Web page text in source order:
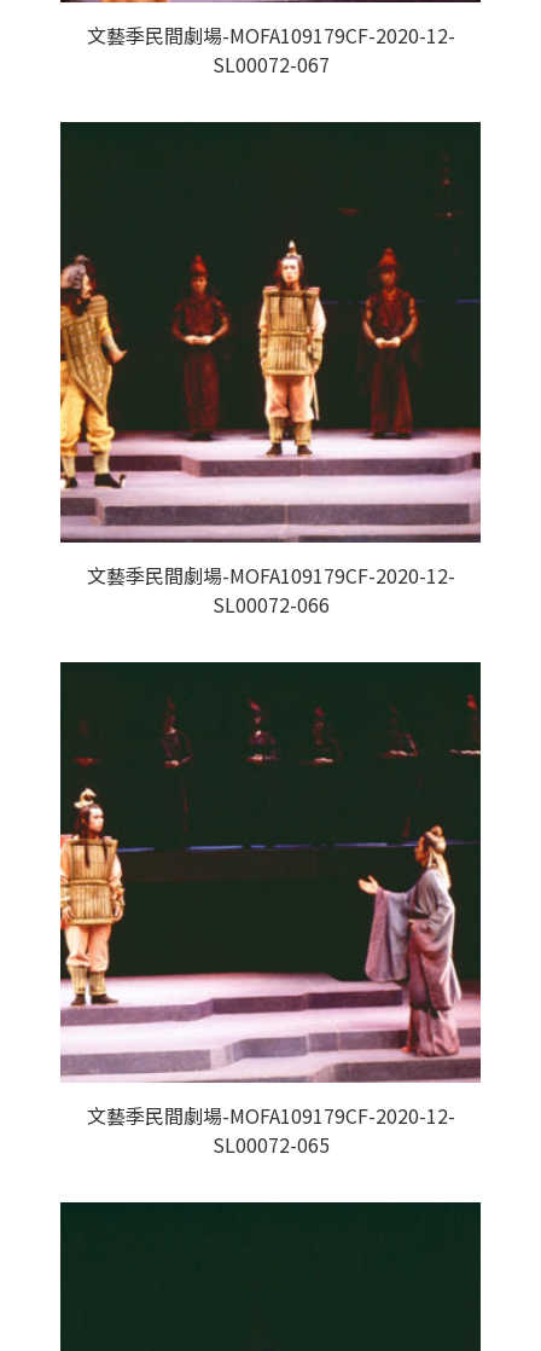
文藝季民間劇場-MOFA109179CF-2020-12-
SL00072-067
文藝季民間劇場-MOFA109179CF-2020-12-
SL00072-066
文藝季民間劇場-MOFA109179CF-2020-12-
SL00072-065